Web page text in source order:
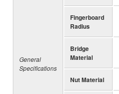
General
Specifications
Fingerboard
Radius
Bridge
Material
Nut Material